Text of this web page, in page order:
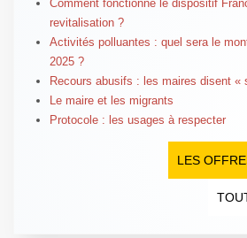
Comment fonctionne le dispositif
revitalisation ?
Activités polluantes : quel sera le
2025 ?
Recours abusifs : les maires disent «
Le maire et les migrants
Protocole : les usages à respecter
LES